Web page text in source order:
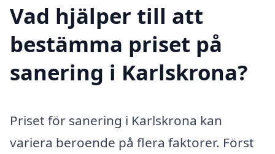
Vad hjälper till att
bestämma priset på
sanering i Karlskrona?
Priset för sanering i Karlskrona kan
variera beroende på flera faktorer. Först